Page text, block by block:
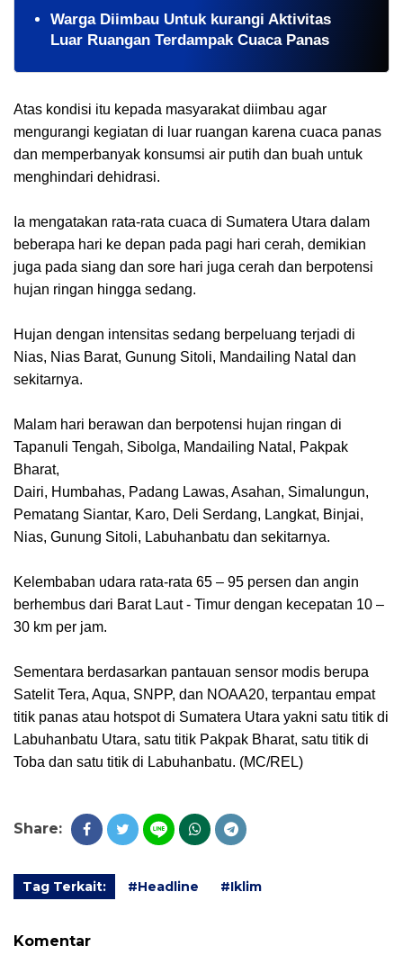
Warga Diimbau Untuk kurangi Aktivitas
Luar Ruangan Terdampak Cuaca Panas
Atas kondisi itu kepada masyarakat diimbau agar
mengurangi kegiatan di luar ruangan karena cuaca panas
dan memperbanyak konsumsi air putih dan buah untuk
menghindari dehidrasi.
Ia mengatakan rata-rata cuaca di Sumatera Utara dalam
beberapa hari ke depan pada pagi hari cerah, demikian
juga pada siang dan sore hari juga cerah dan berpotensi
hujan ringan hingga sedang.
Hujan dengan intensitas sedang berpeluang terjadi di
Nias, Nias Barat, Gunung Sitoli, Mandailing Natal dan
sekitarnya.
Malam hari berawan dan berpotensi hujan ringan di
Tapanuli Tengah, Sibolga, Mandailing Natal, Pakpak
Bharat,
Dairi, Humbahas, Padang Lawas, Asahan, Simalungun,
Pematang Siantar, Karo, Deli Serdang, Langkat, Binjai,
Nias, Gunung Sitoli, Labuhanbatu dan sekitarnya.
Kelembaban udara rata-rata 65 – 95 persen dan angin
berhembus dari Barat Laut - Timur dengan kecepatan 10 –
30 km per jam.
Sementara berdasarkan pantauan sensor modis berupa
Satelit Tera, Aqua, SNPP, dan NOAA20, terpantau empat
titik panas atau hotspot di Sumatera Utara yakni satu titik di
Labuhanbatu Utara, satu titik Pakpak Bharat, satu titik di
Toba dan satu titik di Labuhanbatu. (MC/REL)
Share:
Tag Terkait: #Headline #Iklim
Komentar